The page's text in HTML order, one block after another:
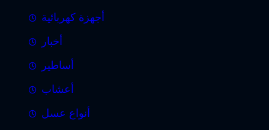
أجهزة كهربائية
أخبار
أساطير
أعشاب
أنواع عسل